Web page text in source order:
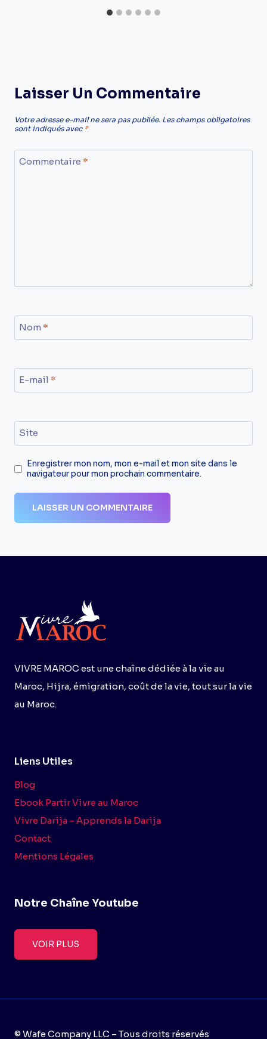
Laisser Un Commentaire
Votre adresse e-mail ne sera pas publiée. Les champs obligatoires
sont indiqués avec *
Commentaire *
Nom *
E-mail *
Site
Enregistrer mon nom, mon e-mail et mon site dans le
navigateur pour mon prochain commentaire.
VIVRE MAROC est une chaîne dédiée à la vie au
Maroc, Hijra, émigration, coût de la vie, tout sur la vie
au Maroc.
Liens Utiles
Blog
Ebook Partir Vivre au Maroc
Vivre Darija – Apprends la Darija
Contact
Mentions Légales
Notre Chaîne Youtube
VOIR PLUS
© Wafe Company LLC – Tous droits réservés